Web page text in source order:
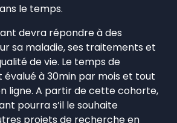
le temps.
devra répondre à des
sa maladie, ses traitements et
de vie. Le temps de
à 30min par mois et tout
ligne. A partir de cette cohorte,
pourra s’il le souhaite
projets de recherche en